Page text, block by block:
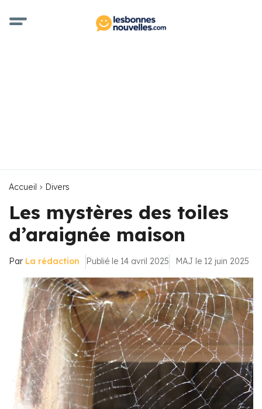
Accueil Divers
Les mystères des toiles
d’araignée maison
Par La rédaction Publié le 14 avril 2025 MAJ le 12 juin 2025